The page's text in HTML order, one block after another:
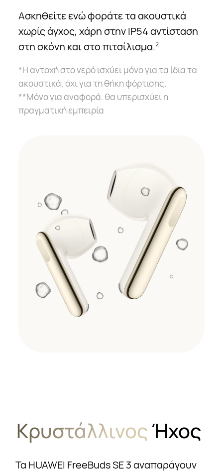
Ασκηθείτε ενώ φοράτε τα ακουστικά
χωρίς άγχος, χάρη στην IP54 αντίσταση
στη σκόνη και στο πιτσίλισμα.2
*Η αντοχή στο νερό ισχύει μόνο για τα ίδια τα
ακουστικά, όχι για τη θήκη φόρτισης.
**Μόνο για αναφορά. θα υπερισχύει η
πραγματική εμπειρία
ΚρυστάλλινοςΉχος
Τα HUAWEI FreeBuds SE 3 αναπαράγουν